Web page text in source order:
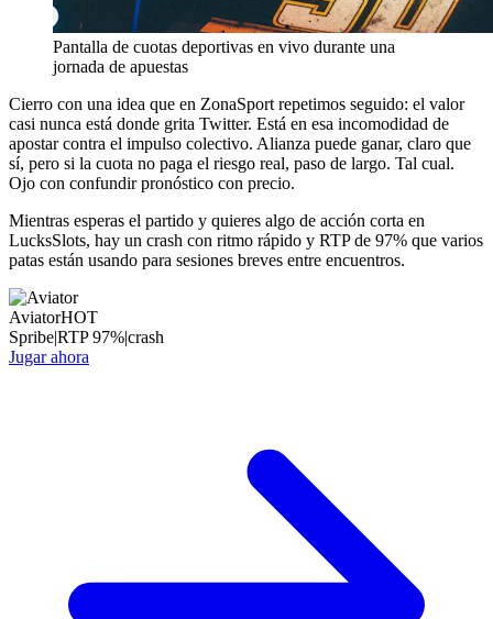
Pantalla de cuotas deportivas en vivo durante una
jornada de apuestas
Cierro con una idea que en ZonaSport repetimos seguido: el valor
casi nunca está donde grita Twitter. Está en esa incomodidad de
apostar contra el impulso colectivo. Alianza puede ganar, claro que
sí, pero si la cuota no paga el riesgo real, paso de largo. Tal cual.
Ojo con confundir pronóstico con precio.
Mientras esperas el partido y quieres algo de acción corta en
LucksSlots, hay un crash con ritmo rápido y RTP de 97% que varios
patas están usando para sesiones breves entre encuentros.
AviatorHOT
Spribe|RTP97%|crash
Jugar ahora